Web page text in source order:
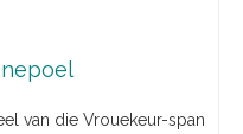
van die Vrouekeur-span